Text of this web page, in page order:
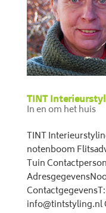
TINT
In en om het huis
TINT
notenboom
Tuin
info@tintstyling.nl